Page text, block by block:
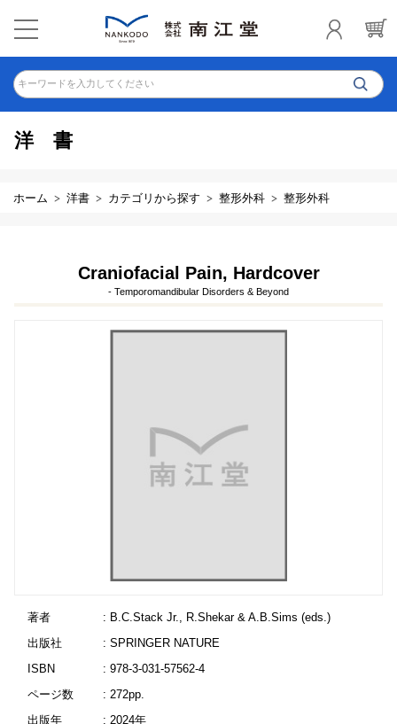
キーワードを入力してください
洋書
ホーム 洋書 カテゴリから探す 整形外科 整形外科
Craniofacial Pain, Hardcover
- Temporomandibular Disorders & Beyond
著者
: B.C.Stack Jr., R.Shekar & A.B.Sims (eds.)
出版社
: SPRINGER NATURE
ISBN
: 978-3-031-57562-4
ページ数
: 272pp.
出版年
: 2024年